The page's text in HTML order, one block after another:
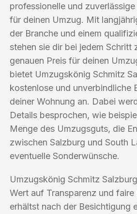
professionelle und
für deinen Umzug. Mit
der Branche und einem
stehen sie dir bei jedem Schritt
genauen Preis für deinen
bietet Umzugskönig Schmitz
kostenlose und unverbindliche
deiner Wohnung an. Dabei
Details besprochen, wie
Menge des Umzugsguts, die
zwischen Salzburg und South
eventuelle Sonderwünsche.
Umzugskönig Schmitz
Wert auf Transparenz und faire
erhältst nach der Besichtigung